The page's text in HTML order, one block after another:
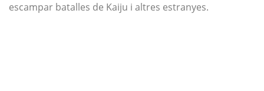
escampar batalles de Kaiju i altres estranyes.